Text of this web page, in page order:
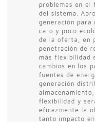
problemas en el
del sistema.
generación para
caro y poco
de la oferta, en
penetración de
más flexibilidad
cambios en los
fuentes de
generación
flexibilidad y
eficazmente la
tanto impacto